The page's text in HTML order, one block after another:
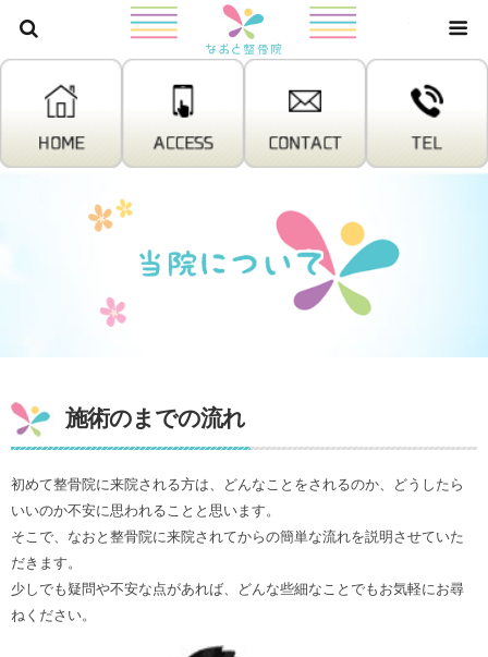
株式会
施術のまでの流れ
初めて整骨院に来院される方は、どんなことをされるのか、どうしたら
いいのか不安に思われることと思います。
そこで、なおと整骨院に来院されてからの簡単な流れを説明させていた
だきます。
少しでも疑問や不安な点があれば、どんな些細なことでもお気軽にお尋
ねください。